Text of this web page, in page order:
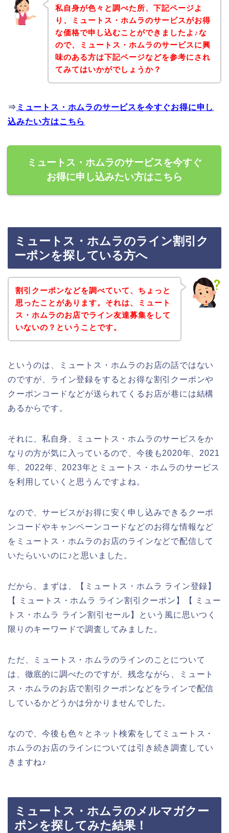
私自身が色々と調べた所、下記ページよ
り、ミュートス・ホムラのサービスがお得
な価格で申し込むことができましたよ♪な
ので、ミュートス・ホムラのサービスに興
味のある方は下記ページなどを参考にされ
てみてはいかがでしょうか？
⇒ ミュートス・ホムラのサービスを今すぐお得に申し
込みたい方はこちら
ミュートス・ホムラのサービスを今すぐ
お得に申し込みたい方はこちら
ミュートス・ホムラのライン割引ク
ーポンを探している方へ
割引クーポンなどを調べていて、ちょっと
思ったことがあります。それは、ミュート
ス・ホムラのお店でライン友達募集をして
いないの？ということです。
というのは、ミュートス・ホムラのお店の話ではない
のですが、ライン登録をするとお得な割引クーポンや
クーポンコードなどが送られてくるお店が巷には結構
あるからです。
それに、私自身、ミュートス・ホムラのサービスをか
なりの方が気に入っているので、今後も2020年、2021
年、2022年、2023年とミュートス・ホムラのサービス
を利用していくと思うんですよね。
なので、サービスがお得に安く申し込みできるクーポ
ンコードやキャンペーンコードなどのお得な情報など
をミュートス・ホムラのお店のラインなどで配信して
いたらいいのに♪と思いました。
だから、まずは、【ミュートス・ホムラ ライン登録】
【 ミュートス・ホムラ ライン割引クーポン】【 ミュー
トス・ホムラ ライン割引セール】という風に思いつく
限りのキーワードで調査してみました。
ただ、ミュートス・ホムラのラインのことについて
は、徹底的に調べたのですが、残念ながら、ミュート
ス・ホムラのお店で割引クーポンなどをラインで配信
しているかどうかは分かりませんでした。
なので、今後も色々とネット検索をしてミュートス・
ホムラのお店のラインについては引き続き調査してい
きますね♪
ミュートス・ホムラのメルマガクー
ポンを探してみた結果！